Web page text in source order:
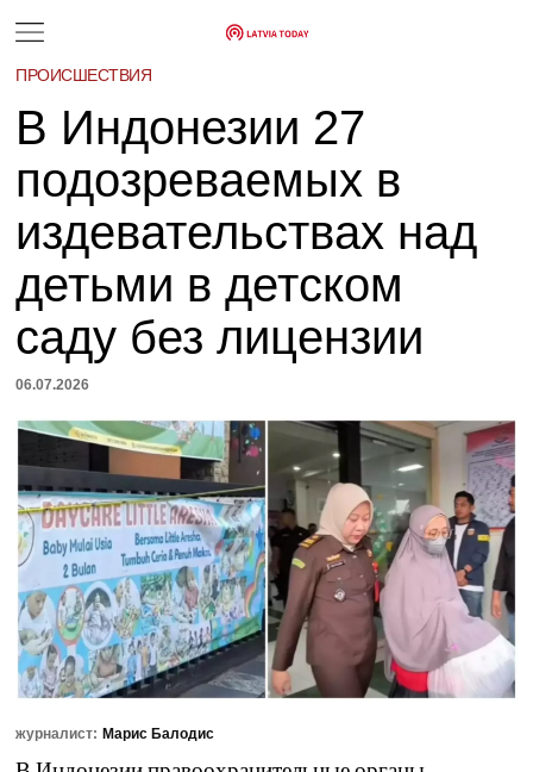
ПРОИСШЕСТВИЯ
В Индонезии 27
подозреваемых в
издевательствах над
детьми в детском
саду без лицензии
06.07.2026
журналист: Марис Балодис